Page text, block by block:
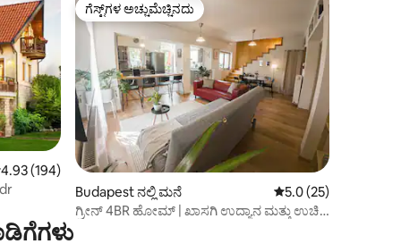
4.93 ಸರಾಸರಿ ರೇಟಿಂಗ್, 194 ವಿಮರ್ಶೆಗಳು
4.93 (194)
ಗೆಸ್ಟ್‌ಗಳ ಅಚ್ಚುಮೆಚ್ಚಿನದು
ಗೆಸ್ಟ್‌ಗಳ ಅಚ್ಚುಮೆಚ್ಚಿನದು
Budapest ನಲ್ಲಿ ಮನೆ 5 ರಲ್ಲಿ 5.0 ಸರಾಸರಿ
5.0 (25)
ಗ್ರೀನ್ 4BR ಹೋಮ್ | ಖಾಸಗಿ ಉದ್ಯಾನ ಮತ್ತು ಉಚಿತ